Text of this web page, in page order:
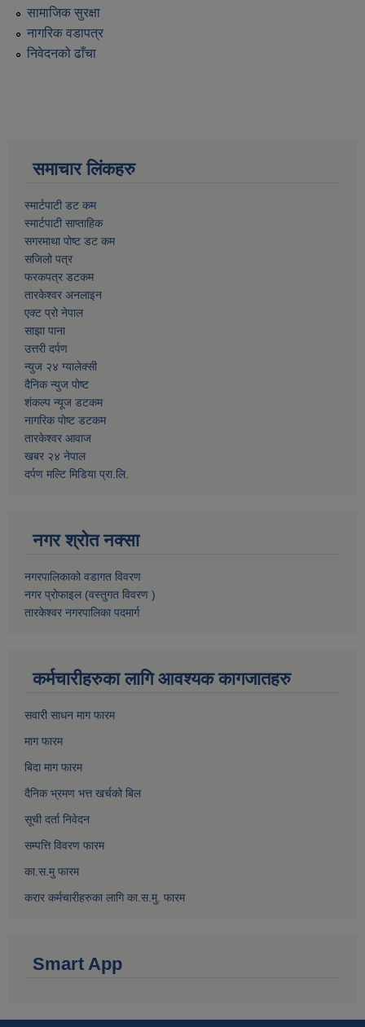
सामाजिक सुरक्षा
नागरिक वडापत्र
निवेदनको ढाँचा
समाचार लिंकहरु
स्मार्टपाटी डट कम
स्मार्टपाटी साप्ताहिक
सगरमाथा पोष्ट डट कम
सजिलो पत्र
फरकपत्र डटकम
तारकेश्वर अनलाइन
एक्ट प्रो नेपाल
साझा पाना
उत्तरी दर्पण
न्युज २४ ग्यालेक्सी
दैनिक न्युज पोष्ट
शंकल्प न्यूज डटकम
नागरिक पोष्ट डटकम
तारकेश्वर आवाज
खबर २४ नेपाल
दर्पण मल्टि मिडिया प्रा.लि.
नगर श्रोत नक्सा
नगरपालिकाको वडागत विवरण
नगर प्रोफाइल (वस्तुगत विवरण )
तारकेश्वर नगरपालिका पदमार्ग
कर्मचारीहरुका लागि आवश्यक कागजातहरु
सवारी साधन माग फारम
माग फारम
बिदा माग फारम
दैनिक भ्रमण भत्त खर्चको बिल
सूची दर्ता निवेदन
सम्पत्ति विवरण फारम
का.स.मु फारम
करार कर्मचारीहरुका लागि का.स.मु. फारम
Smart App